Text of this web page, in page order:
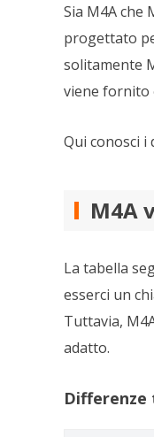
Sia M4A
progettato
solitamente
viene fornito
Qui conosci
M4A
La tabella
esserci un
Tuttavia,
adatto.
Differenze